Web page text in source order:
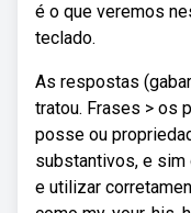
é o que veremos
teclado.
As respostas
tratou. Frases > os
posse ou
substantivos, e
e utilizar